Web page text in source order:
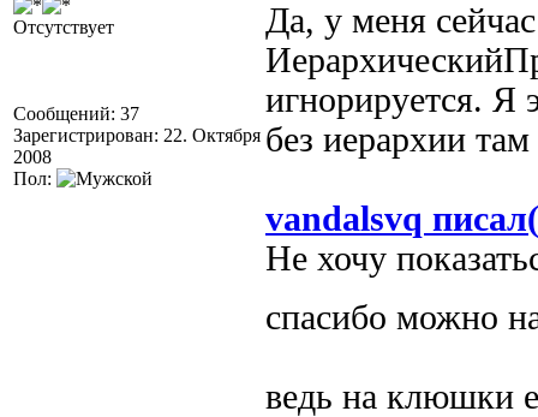
Отсутствует
Сообщений: 37
Зарегистрирован: 22. Октября
2008
Пол:
Да, у меня
игнорируется. Я
без иерархии
vandalsvq
Не хочу
спасибо можно
ведь на клюшки